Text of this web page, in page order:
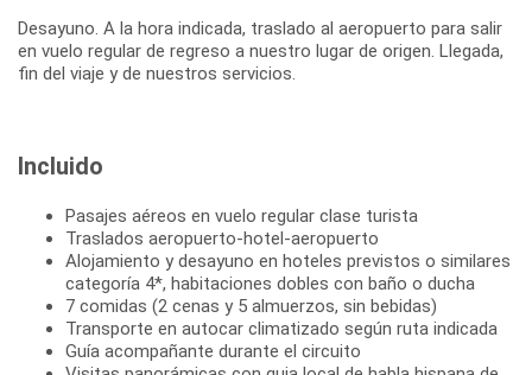
Desayuno. A la hora indicada, traslado al aeropuerto para salir
en vuelo regular de regreso a nuestro lugar de origen. Llegada,
Incluido
Pasajes aéreos en vuelo regular clase turista
Traslados aeropuerto-hotel-aeropuerto
Alojamiento y desayuno en hoteles previstos o similares
categoría 4*, habitaciones dobles con baño o ducha
7 comidas (2 cenas y 5 almuerzos, sin bebidas)
Transporte en autocar climatizado según ruta indicada
Guía acompañante durante el circuito